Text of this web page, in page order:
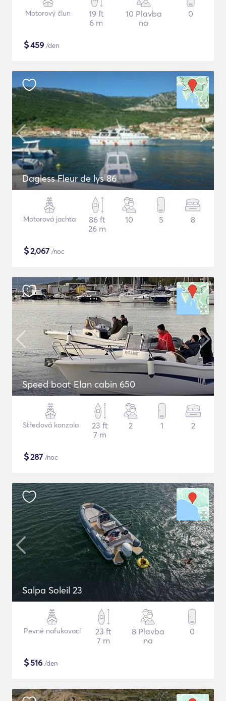
Motorový člun
19 ft
6 m
10 Plavba
na
0
$459 /den
Dagless Fleur de lys 86
Motorová jachta
86 ft
26 m
10 5 8
$2,067 /noc
Speed boat Elan cabin 650
Středová konzola
23 ft
7 m
2 1 2
$287 /noc
Salpa Soleil 23
Pevné nafukovací
23 ft
7 m
8 Plavba
na
0
$516 /den